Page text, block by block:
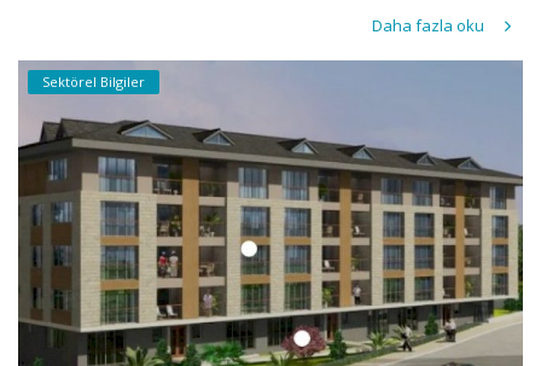
Daha fazla oku
Sektörel Bilgiler